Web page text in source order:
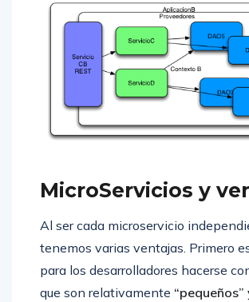
MicroServicios y
Al ser cada microservicio
tenemos varias ventajas. Primero
para los desarrolladores hacerse
que son relativamente